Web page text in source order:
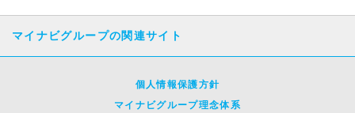
マイナビグループの関連サイト
個人情報保護方針
マイナビグループ理念体系